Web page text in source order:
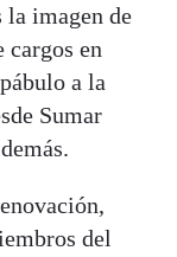
la imagen de
cargos en
a la
Sumar
del